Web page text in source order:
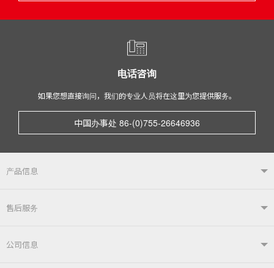
电话咨询
如果您想直接询问，我们的专业人员将在这里为您提供服务。
中国办事处 86-(0)755-26646936
产品信息
产品信息TOP
自动焊接系统
售后服务
售后服务TOP
公司信息